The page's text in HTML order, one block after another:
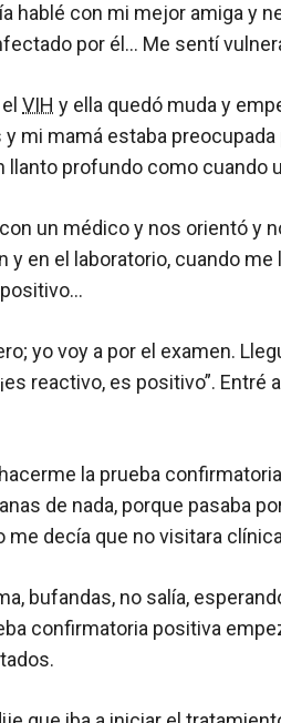
hablé con mi mejor amiga y
por él… Me sentí
VIH y ella quedó muda y
mi mamá estaba
llanto profundo como
un médico y nos orientó y
en el laboratorio, cuando
yo voy a por el examen.
reactivo, es positivo”.
la prueba
de nada, porque pasaba
decía que no visitara
bufandas, no salía,
confirmatoria positiva